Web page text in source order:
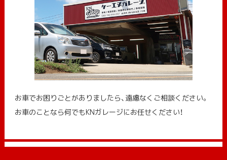
お車でお困りごとがありましたら、遠慮なくご相談ください。
お車のことなら何でもKNガレージにお任せください！